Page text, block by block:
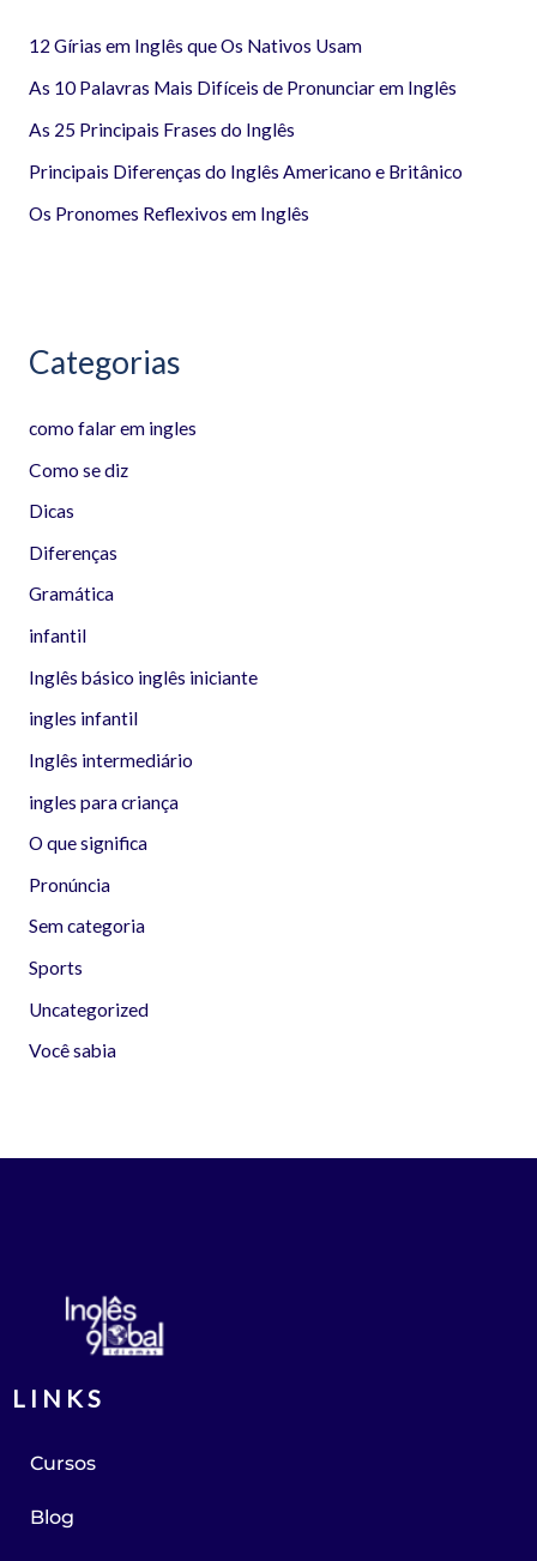
s
a
r
p
12 Gírias em Inglês que Os Nativos Usam
As 10 Palavras Mais Difíceis de Pronunciar em Inglês
As 25 Principais Frases do Inglês
Principais Diferenças do Inglês Americano e Britânico
Os Pronomes Reflexivos em Inglês
Categorias
como falar em ingles
Como se diz
Dicas
Diferenças
Gramática
infantil
Inglês básico inglês iniciante
ingles infantil
Inglês intermediário
ingles para criança
O que significa
Pronúncia
Sem categoria
Sports
Uncategorized
Você sabia
LINKS
Cursos
Blog